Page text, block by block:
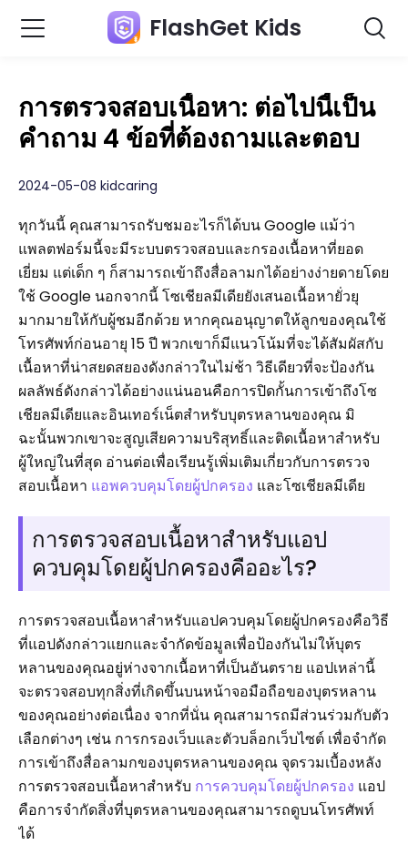
FlashGet Kids
การตรวจสอบเนื้อหา: ต่อไปนี้เป็น
คำถาม 4 ข้อที่ต้องถามและตอบ
2024-05-08 kidcaring
ทุกวันนี้ คุณสามารถรับชมอะไรก็ได้บน Google แม้ว่า
แพลตฟอร์มนี้จะมีระบบตรวจสอบและกรองเนื้อหาที่ยอด
เยี่ยม แต่เด็ก ๆ ก็สามารถเข้าถึงสื่อลามกได้อย่างง่ายดายโดย
ใช้ Google นอกจากนี้ โซเชียลมีเดียยังเสนอเนื้อหายั่วยุ
มากมายให้กับผู้ชมอีกด้วย หากคุณอนุญาตให้ลูกของคุณใช้
โทรศัพท์ก่อนอายุ 15 ปี พวกเขาก็มีแนวโน้มที่จะได้สัมผัสกับ
เนื้อหาที่น่าสยดสยองดังกล่าวในไม่ช้า วิธีเดียวที่จะป้องกัน
ผลลัพธ์ดังกล่าวได้อย่างแน่นอนคือการปิดกั้นการเข้าถึงโซ
เชียลมีเดียและอินเทอร์เน็ตสำหรับบุตรหลานของคุณ มิ
ฉะนั้นพวกเขาจะสูญเสียความบริสุทธิ์และติดเนื้อหาสำหรับ
ผู้ใหญ่ในที่สุด อ่านต่อเพื่อเรียนรู้เพิ่มเติมเกี่ยวกับการตรวจ
สอบเนื้อหา แอพควบคุมโดยผู้ปกครอง และโซเชียลมีเดีย
การตรวจสอบเนื้อหาสำหรับแอป
ควบคุมโดยผู้ปกครองคืออะไร?
การตรวจสอบเนื้อหาสำหรับแอปควบคุมโดยผู้ปกครองคือวิธี
ที่แอปดังกล่าวแยกและจำกัดข้อมูลเพื่อป้องกันไม่ให้บุตร
หลานของคุณอยู่ห่างจากเนื้อหาที่เป็นอันตราย แอปเหล่านี้
จะตรวจสอบทุกสิ่งที่เกิดขึ้นบนหน้าจอมือถือของบุตรหลาน
ของคุณอย่างต่อเนื่อง จากที่นั่น คุณสามารถมีส่วนร่วมกับตัว
เลือกต่างๆ เช่น การกรองเว็บและตัวบล็อกเว็บไซต์ เพื่อจำกัด
การเข้าถึงสื่อลามกของบุตรหลานของคุณ จุดรวมเบื้องหลัง
การตรวจสอบเนื้อหาสำหรับ การควบคุมโดยผู้ปกครอง แอป
คือการจำกัดสิ่งที่บุตรหลานของคุณสามารถดูบนโทรศัพท์
ได้